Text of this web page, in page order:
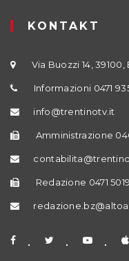
KONTAKT
Via Buozzi 14,
Informazioni 0471
info@trentinotv.it
Amministrazione
Redazione 0471